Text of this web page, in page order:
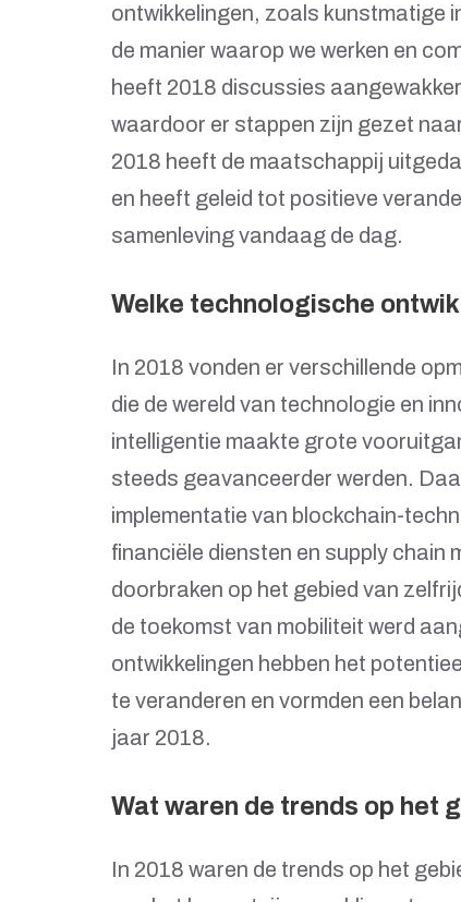
ontwikkelingen, zoals kunstmatige
de manier waarop we werken en
heeft 2018 discussies
waardoor er stappen zijn gezet
2018 heeft de maatschappij
en heeft geleid tot positieve
samenleving vandaag de dag.
Welke technologische
In 2018 vonden er verschillende
die de wereld van technologie en
intelligentie maakte grote
steeds geavanceerder werden.
implementatie van blockchain-
financiële diensten en supply chain
doorbraken op het gebied van
de toekomst van mobiliteit werd
ontwikkelingen hebben het
te veranderen en vormden een
jaar 2018.
Wat waren de trends op het
In 2018 waren de trends op het